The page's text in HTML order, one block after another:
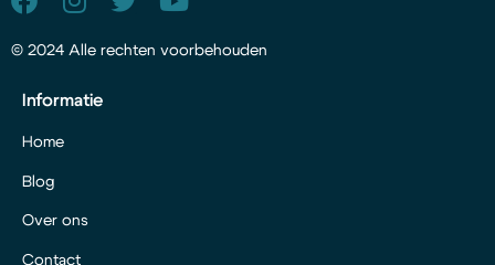
© 2024 Alle rechten voorbehouden
Informatie
Home
Blog
Over ons
Contact